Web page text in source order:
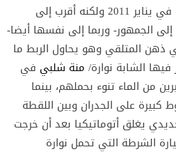
ليس فيلماً عما حدث في يناير 2011 ولكنه أقرب إلى
الجمهور- وربما إلى نفسها أيضا-
ذهن المتلقي وهو يحاول الربط ما
الشابة نوارة/ منة شلبي في
من الماء تنوء بحملهم، بينما
كبيرة على الجدران وبين اللقطة
يغلق أتوماتيكيا بعد أن خرجت
الشرطة التي تحمل نوارة